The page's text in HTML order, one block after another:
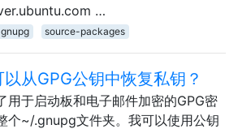
…
gnupg source-packages
以从GPG公钥中恢复私钥？
用于启动板和电子邮件加密的GPG密
个~/.gnupg文件夹。我可以使用公钥